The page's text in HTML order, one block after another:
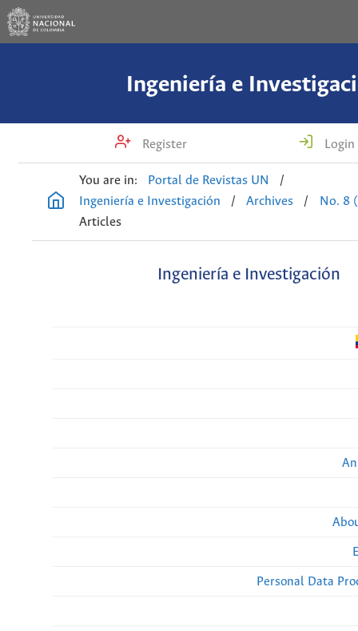
Ingeniería e
Register Login
You are in: Portal de Revistas UN
/
Ingeniería e Investigación
/ Archives /
No. 8
Articles
Ingeniería e Investigación
Personal Data